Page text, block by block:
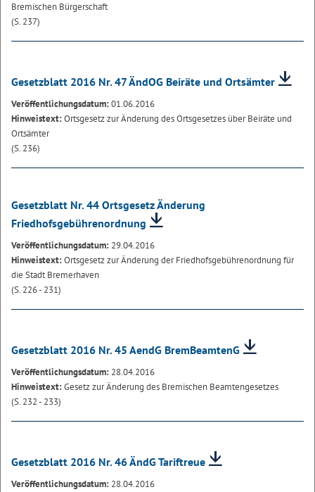
Bremischen Bürgerschaft
(S. 237)
Gesetzblatt 2016 Nr. 47 ÄndOG Beiräte und Ortsämter
Veröffentlichungsdatum:01.06.2016
Hinweistext:Ortsgesetz zur Änderung des Ortsgesetzes über Beiräte und
Ortsämter
(S. 236)
Gesetzblatt Nr. 44 Ortsgesetz Änderung
Friedhofsgebührenordnung
Veröffentlichungsdatum: 29.04.2016
Hinweistext:Ortsgesetz zur Änderung der Friedhofsgebührenordnung für
die Stadt Bremerhaven
(S. 226 - 231)
Gesetzblatt 2016 Nr. 45 AendG BremBeamtenG
Veröffentlichungsdatum: 28.04.2016
Hinweistext:Gesetz zur Änderung des Bremischen Beamtengesetzes
(S. 232 - 233)
Gesetzblatt 2016 Nr. 46 ÄndG Tariftreue
Veröffentlichungsdatum: 28.04.2016